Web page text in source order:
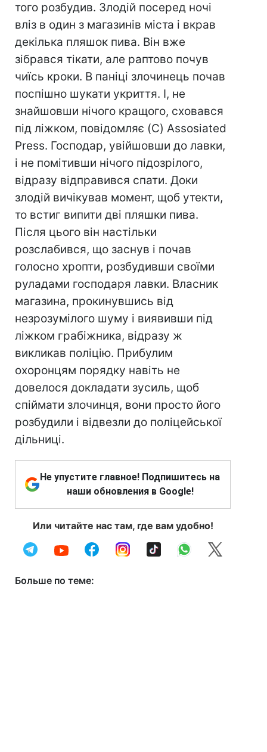
того розбудив. Злодій посеред ночі
вліз в один з магазинів міста і вкрав
декілька пляшок пива. Він вже
зібрався тікати, але раптово почув
чиїсь кроки. В паніці злочинець почав
поспішно шукати укриття. І, не
знайшовши нічого кращого, сховався
під ліжком, повідомляє (C) Assosiated
Press. Господар, увійшовши до лавки,
і не помітивши нічого підозрілого,
відразу відправився спати. Доки
злодій вичікував момент, щоб утекти,
то встиг випити дві пляшки пива.
Після цього він настільки
розслабився, що заснув і почав
голосно хропти, розбудивши своїми
руладами господаря лавки. Власник
магазина, прокинувшись від
незрозумілого шуму і виявивши під
ліжком грабіжника, відразу ж
викликав поліцію. Прибулим
охоронцям порядку навіть не
довелося докладати зусиль, щоб
спіймати злочинця, вони просто його
розбудили і відвезли до поліцейської
дільниці.
Не упустите главное! Подпишитесь на
наши обновления в Google!
Или читайте нас там, где вам удобно!
Больше по теме: